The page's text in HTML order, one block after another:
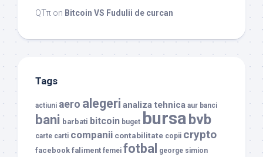
QTπ on Bitcoin VS Fudulii de curcan
Tags
actiuni aero alegeri analiza tehnica aur banci
bani barbati bitcoin buget bursabvb
carte carti companii contabilitate copii crypto
facebook faliment femei fotbal george simion